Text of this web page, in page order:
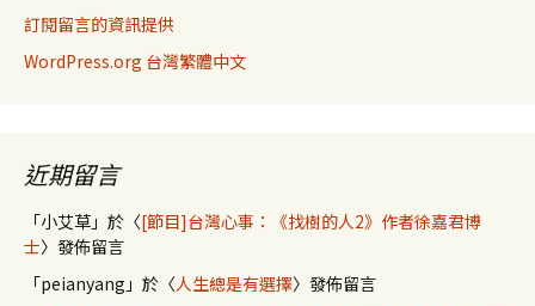
訂閱留言的資訊提供
WordPress.org 台灣繁體中文
近期留言
「小艾草 」於〈[節目]台灣心事：《找樹的人2》作者徐嘉君博
士〉發佈留言
「peianyang 」於〈人生總是有選擇〉發佈留言